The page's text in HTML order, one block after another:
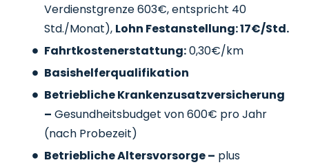
Verdienstgrenze 603€, entspricht 40
Std./Monat), Lohn Festanstellung: 17€/Std.
Fahrtkostenerstattung:0,30€/km
Basishelferqualifikation
Betriebliche Krankenzusatzversicherung
– Gesundheitsbudget von 600€ pro Jahr
(nach Probezeit)
Betriebliche Altersvorsorge – plus